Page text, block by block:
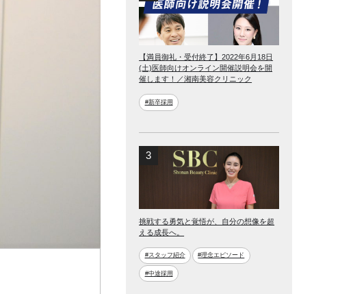
【満員御礼・受付終了】2022年6月18日
(土)医師向けオンライン開催説明会を開
催します！／湘南美容クリニック
#新卒採用
挑戦する勇気と覚悟が、自分の想像を超
える成長へ。
#スタッフ紹介 #理念エピソード
#中途採用